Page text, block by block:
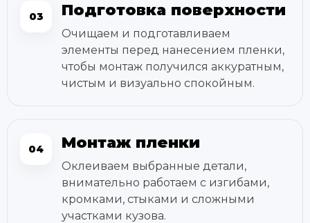
03 Подготовка поверхности
Очищаем и подготавливаем
элементы перед нанесением пленки,
чтобы монтаж получился аккуратным,
чистым и визуально спокойным.
04 Монтаж пленки
Оклеиваем выбранные детали,
внимательно работаем с изгибами,
кромками, стыками и сложными
участками кузова.